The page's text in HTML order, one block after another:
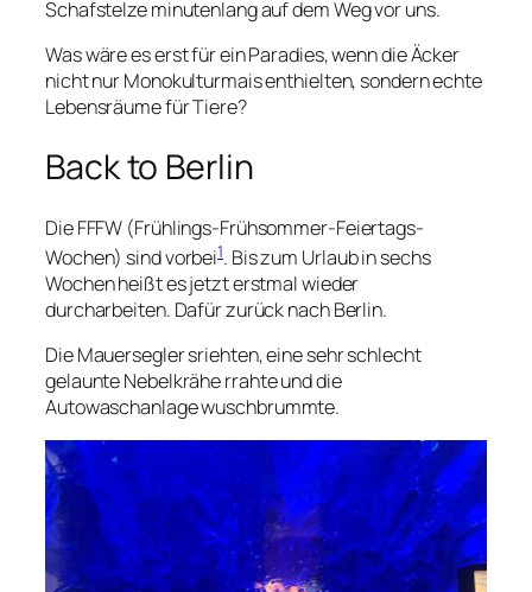
Schafstelze minutenlang auf dem Weg vor uns.
Was wäre es erst für ein Paradies, wenn die Äcker
nicht nur Monokulturmais enthielten, sondern echte
Lebensräume für Tiere?
Back to Berlin
Die FFFW (Frühlings-Frühsommer-Feiertags-
Wochen) sind vorbei1. Bis zum Urlaub in sechs
Wochen heißt es jetzt erstmal wieder
durcharbeiten. Dafür zurück nach Berlin.
Die Mauerseglersriehten, eine sehr schlecht
gelaunte Nebelkräherrahteund die
Autowaschanlagewuschbrummte.